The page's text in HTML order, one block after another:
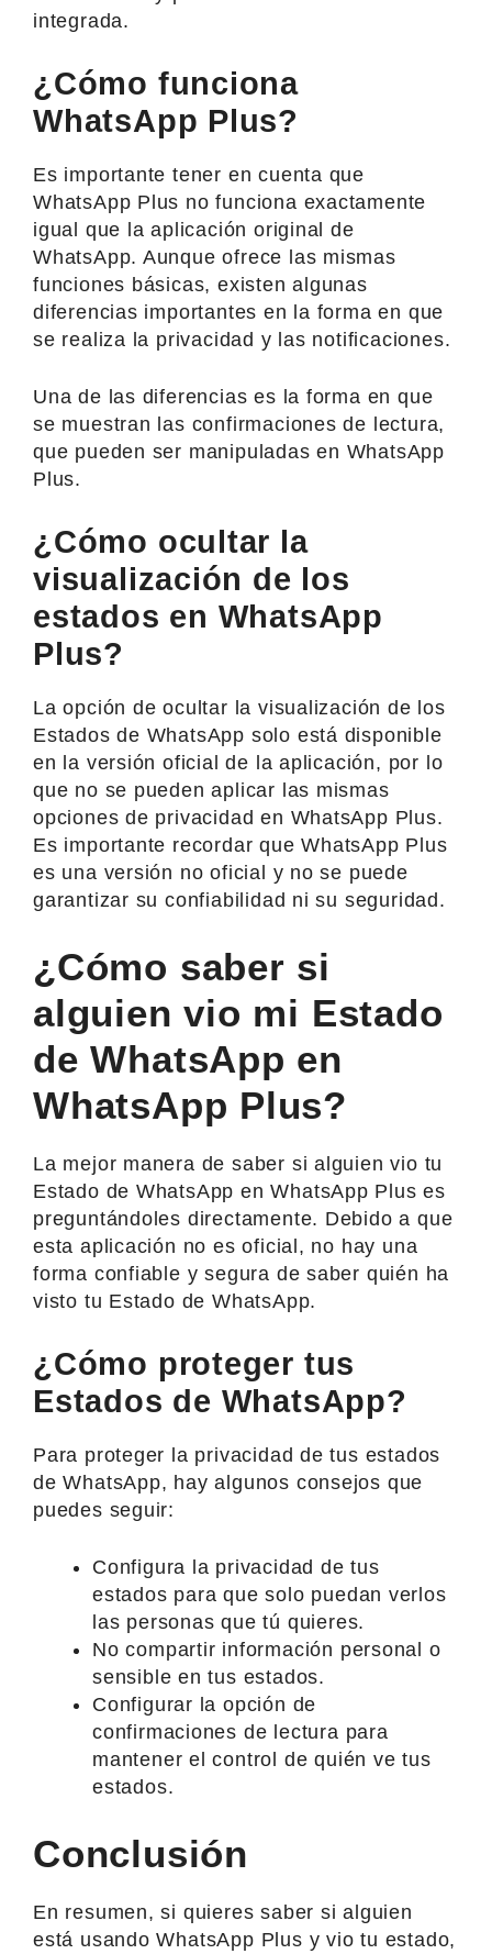
integrada.
¿Cómo funciona
WhatsApp Plus?
Es importante tener en cuenta que
WhatsApp Plus no funciona exactamente
igual que la aplicación original de
WhatsApp. Aunque ofrece las mismas
funciones básicas, existen algunas
diferencias importantes en la forma en que
se realiza la privacidad y las notificaciones.
Una de las diferencias es la forma en que
se muestran las confirmaciones de lectura,
que pueden ser manipuladas en WhatsApp
Plus.
¿Cómo ocultar la
visualización de los
estados en WhatsApp
Plus?
La opción de ocultar la visualización de los
Estados de WhatsApp solo está disponible
en la versión oficial de la aplicación, por lo
que no se pueden aplicar las mismas
opciones de privacidad en WhatsApp Plus.
Es importante recordar que WhatsApp Plus
es una versión no oficial y no se puede
garantizar su confiabilidad ni su seguridad.
¿Cómo saber si
alguien vio mi Estado
de WhatsApp en
WhatsApp Plus?
La mejor manera de saber si alguien vio tu
Estado de WhatsApp en WhatsApp Plus es
preguntándoles directamente. Debido a que
esta aplicación no es oficial, no hay una
forma confiable y segura de saber quién ha
visto tu Estado de WhatsApp.
¿Cómo proteger tus
Estados de WhatsApp?
Para proteger la privacidad de tus estados
de WhatsApp, hay algunos consejos que
puedes seguir:
Configura la privacidad de tus
estados para que solo puedan verlos
las personas que tú quieres.
No compartir información personal o
sensible en tus estados.
Configurar la opción de
confirmaciones de lectura para
mantener el control de quién ve tus
estados.
Conclusión
En resumen, si quieres saber si alguien
está usando WhatsApp Plus y vio tu estado,